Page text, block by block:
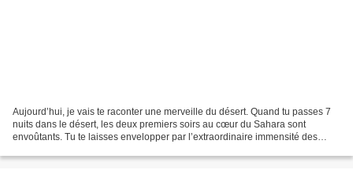
Aujourd’hui, je vais te raconter une merveille du désert. Quand tu passes 7
nuits dans le désert, les deux premiers soirs au cœur du Sahara sont
envoûtants. Tu te laisses envelopper par l’extraordinaire immensité des